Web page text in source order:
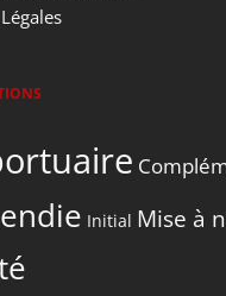
Initial Mise à